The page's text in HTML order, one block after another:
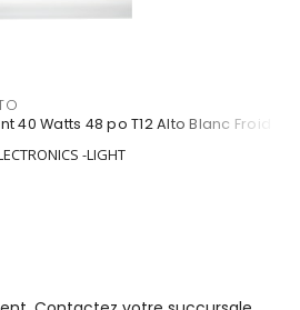
40 Watts 48 po T12 Alto Blanc Froid
-LIGHT